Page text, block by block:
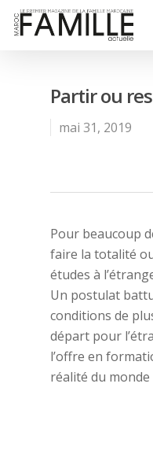
Partir ou
mai 31, 2019
Pour beaucoup
faire la totalité
études à
Un postulat
conditions de
départ pour
l’offre en
réalité du